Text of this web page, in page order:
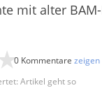
mit alter
Artikel geht so
0 Kommentare zeigen